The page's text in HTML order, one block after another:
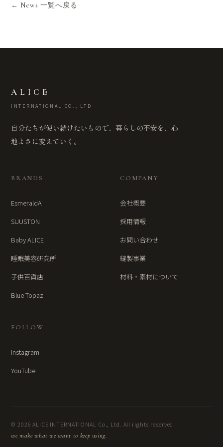
← News 一覧へ戻る
ALICE
INTERNATIONAL CO., LTD
自分たちが使い続けたいもので、暮らしの不安を、心
地よさに変えていく。
BRANDS
EsmeraldA
SUUSTON
Baby ALICE
睡眠美容研究所
子供百貨店
Blue Topaz
COMPANY
会社概要
採用情報
お問い合わせ
縫製事業
材料・素材について
FOLLOW
Instagram
YouTube
© 2026 ALICE INTERNATIONAL Co., Ltd. All rights reserved.
we make what we want to keep using.